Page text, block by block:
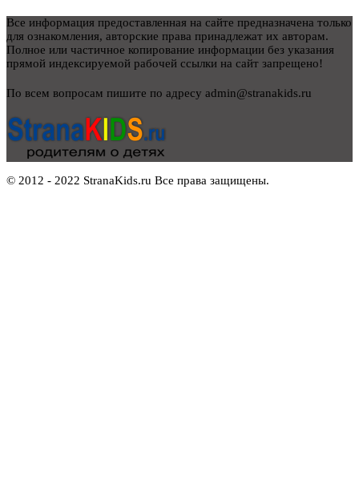
Все информация предоставленная на сайте предназначена только
для ознакомления, авторские права принадлежат их авторам.
Полное или частичное копирование информации без указания
прямой индексируемой рабочей ссылки на сайт запрещено!
По всем вопросам пишите по адресу admin@stranakids.ru
© 2012 - 2022 StranaKids.ru Все права защищены.